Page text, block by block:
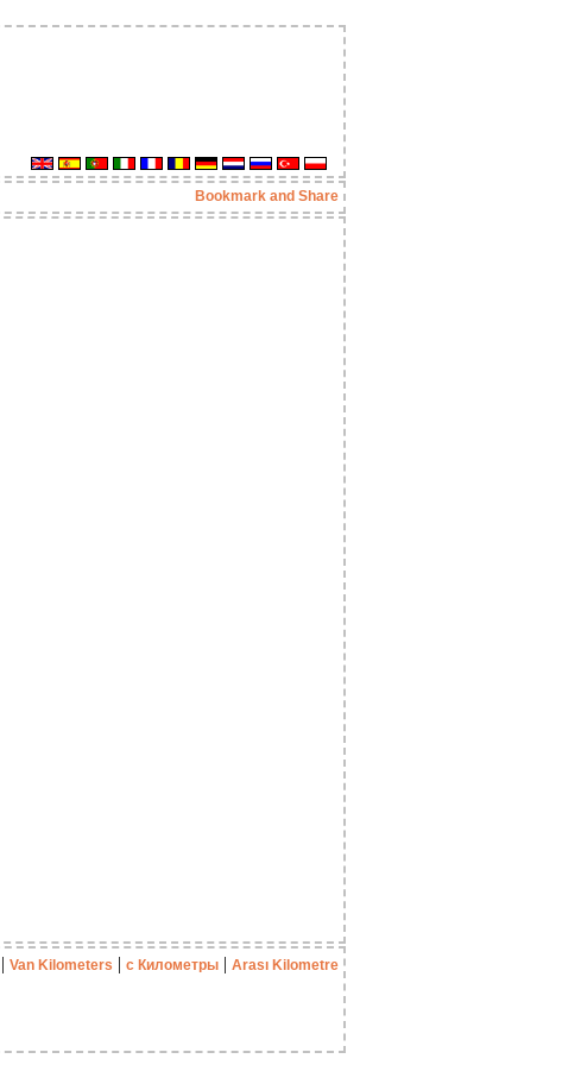
Van Kilometers с Километры| Arası Kilometre